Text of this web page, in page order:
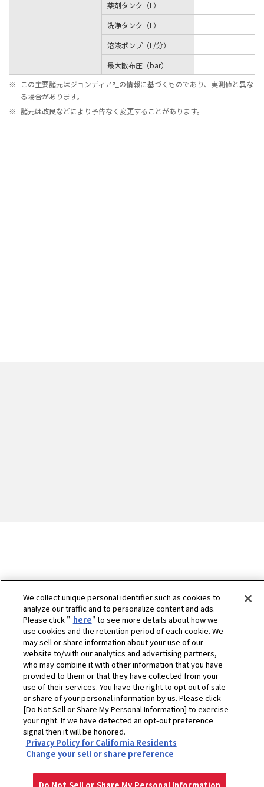
薬剤タンク（L）
洗浄タンク（L）
溶液ポンプ（L/分）
最大散布圧（bar）
※
この主要諸元はジョンディア社の情報に基づくものであり、実測値と異な
る場合があります。
※ 諸元は改良などにより予告なく変更することがあります。
ホーム 農業
製品・サービス
畜産・酪農機器 - 施肥・防除・残幹処理・耕起・砕土・整地
ジョンディア自走式スプレイヤーJD-R4023
Copyright © YANMAR HOLDINGS CO., LTD. All rights reserved.
プライバシーポリシー クッキーポリシーご利用にあたって
Select Region
We collect unique personal identifier such as cookies to
analyze our traffic and to personalize content and ads.
Please click " here" to see more details about how we
use cookies and the retention period of each cookie. We
may sell or share information about your use of our
website to/with our analytics and advertising partners,
who may combine it with other information that you have
provided to them or that they have collected from your
use of their services. You have the right to opt out of sale
or share of your personal information by us. Please click
[Do Not Sell or Share My Personal Information] to exercise
your right. If we have detected an opt-out preference
signal then it will be honored.
Privacy Policy for California Residents
Change your sell or share preference